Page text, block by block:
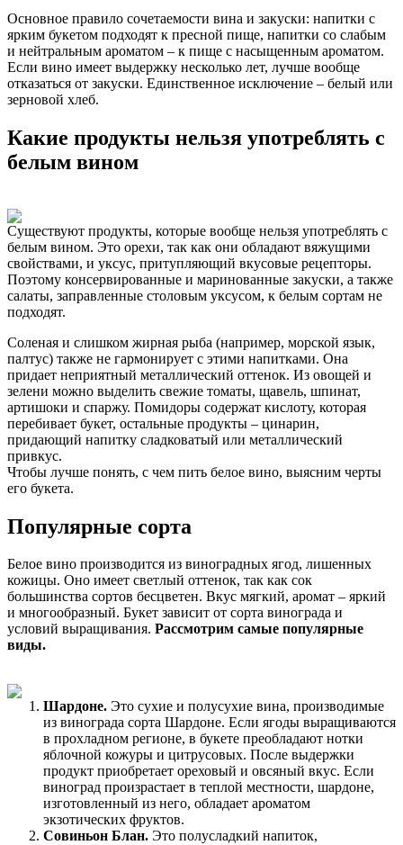
Основное правило сочетаемости вина и закуски: напитки с
ярким букетом подходят к пресной пище, напитки со слабым
и нейтральным ароматом – к пище с насыщенным ароматом.
Если вино имеет выдержку несколько лет, лучше вообще
отказаться от закуски. Единственное исключение – белый или
зерновой хлеб.
Какие продукты нельзя употреблять с
белым вином
Существуют продукты, которые вообще нельзя употреблять с
белым вином. Это орехи, так как они обладают вяжущими
свойствами, и уксус, притупляющий вкусовые рецепторы.
Поэтому консервированные и маринованные закуски, а также
салаты, заправленные столовым уксусом, к белым сортам не
подходят.
Соленая и слишком жирная рыба (например, морской язык,
палтус) также не гармонирует с этими напитками. Она
придает неприятный металлический оттенок. Из овощей и
зелени можно выделить свежие томаты, щавель, шпинат,
артишоки и спаржу. Помидоры содержат кислоту, которая
перебивает букет, остальные продукты – цинарин,
придающий напитку сладковатый или металлический
привкус.
Чтобы лучше понять, с чем пить белое вино, выясним черты
его букета.
Популярные сорта
Белое вино производится из виноградных ягод, лишенных
кожицы. Оно имеет светлый оттенок, так как сок
большинства сортов бесцветен. Вкус мягкий, аромат – яркий
и многообразный. Букет зависит от сорта винограда и
условий выращивания. Рассмотрим самые популярные
виды.
Шардоне. Это сухие и полусухие вина, производимые
из винограда сорта Шардоне. Если ягоды выращиваются
в прохладном регионе, в букете преобладают нотки
яблочной кожуры и цитрусовых. После выдержки
продукт приобретает ореховый и овсяный вкус. Если
виноград произрастает в теплой местности, шардоне,
изготовленный из него, обладает ароматом
экзотических фруктов.
Совиньон Блан. Это полусладкий напиток,